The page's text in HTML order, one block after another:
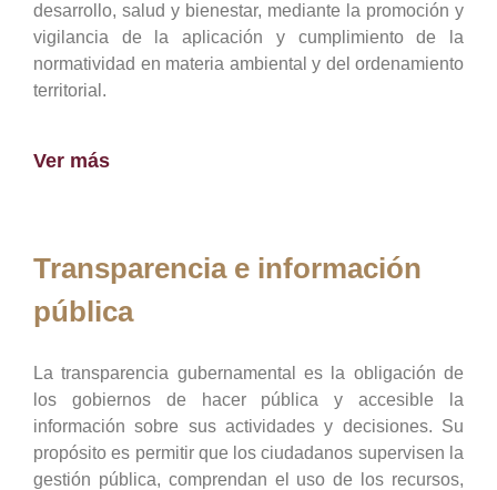
desarrollo, salud y bienestar, mediante la promoción y
vigilancia de la aplicación y cumplimiento de la
normatividad en materia ambiental y del ordenamiento
territorial.
Ver más
Transparencia e información
pública
La transparencia gubernamental es la obligación de
los gobiernos de hacer pública y accesible la
información sobre sus actividades y decisiones. Su
propósito es permitir que los ciudadanos supervisen la
gestión pública, comprendan el uso de los recursos,